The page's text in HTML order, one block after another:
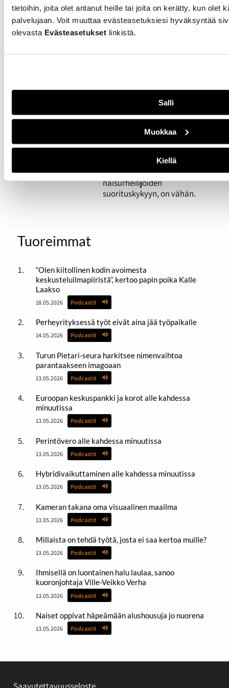
tietoihin, joita olet antanut heille tai joita on kerätty, kun olet
palvelujaan. Voit muuttaa evästeasetuksiesi hyväksyntää
olevasta Evästeasetukset linkistä.
Salli
Muokkaa
Kiellä
vaikutuksista
urheiluun on vain
vähän tutkimustietoa
mietitty esimerkiksi sitä, miten
ottaa
huomioon kuukautiskierto ja
vaiheet. Tutkimustuloksia
siitä, miten kuukautiset
vaikuttavat
naisurheilijoiden
suorituskykyyn, on vähän.
Tuoreimmat
“Olen kiitollinen kodin avoimesta
keskusteluilmapiiristä”, kertoo papin poika Kalle
Laakso
18.05.2026 Podcastit
Perheyrityksessä työt eivät aina jää työpaikalle
14.05.2026 Podcastit
Turun Pietari-seura harkitsee nimenvaihtoa
parantaakseen imagoaan
13.05.2026 Podcastit
Euroopan keskuspankki ja korot alle kahdessa
minuutissa
13.05.2026 Podcastit
Perintövero alle kahdessa minuutissa
13.05.2026 Podcastit
Hybridivaikuttaminen alle kahdessa minuutissa
13.05.2026 Podcastit
Kameran takana oma visuaalinen maailma
13.05.2026 Podcastit
Millaista on tehdä työtä, josta ei saa kertoa muille?
13.05.2026 Podcastit
Ihmisellä on luontainen halu laulaa, sanoo
kuoronjohtaja Ville-Veikko Verha
13.05.2026 Podcastit
Naiset oppivat häpeämään alushousuja jo nuorena
13.05.2026 Podcastit